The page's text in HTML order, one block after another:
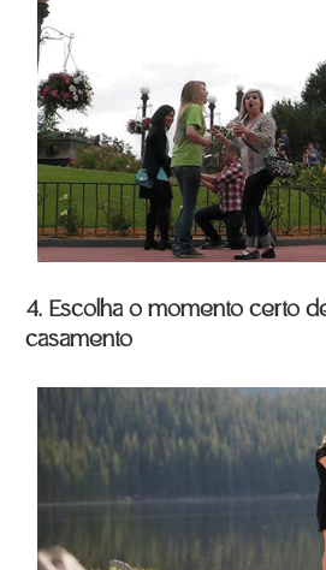
4. Escolha o momento certo
casamento